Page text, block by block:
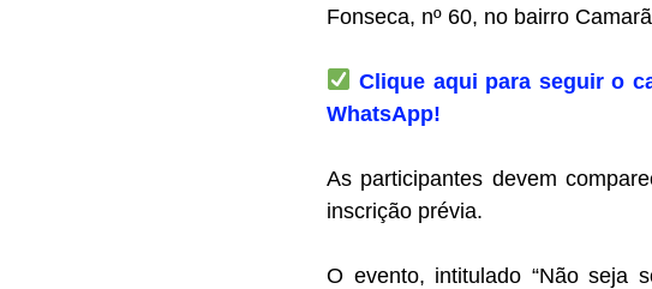
Fonseca, nº 60, no bairro
Clique aqui para seguir o
WhatsApp!
As participantes devem
inscrição prévia.
O evento, intitulado “Não seja